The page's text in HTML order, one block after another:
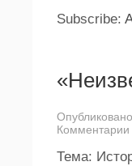
Subscribe:
Комментарии
Тема: